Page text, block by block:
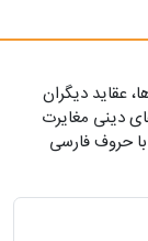
عقاید دیگران
دینی مغایرت
حروف فارسی